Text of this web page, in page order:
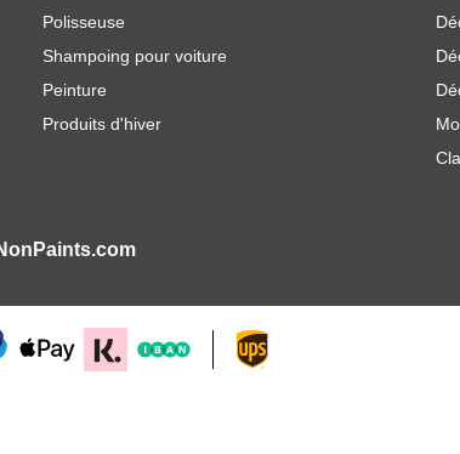
Polisseuse
Shampoing pour voiture
Peinture
Produits d'hiver